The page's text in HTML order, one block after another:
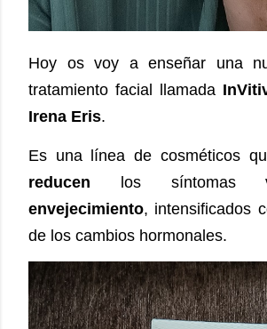
Hoy os voy a enseñar una
tratamiento facial llamada
Irena Eris.
Es una línea de cosméticos
reducen los síntomas
envejecimiento, intensificados
de los cambios hormonales.